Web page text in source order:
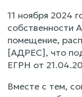
11 ноября 2024
собственности
помещение,
[АДРЕС], что
ЕГРН от
Вместе с тем,